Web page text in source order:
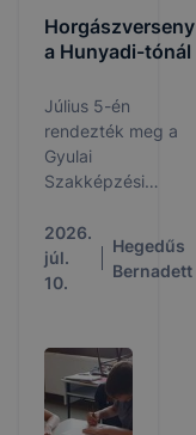
Horgászverseny
a Hunyadi-tónál
Július 5-én
rendezték meg a
Gyulai
Szakképzési
„Centrum Kupa”-
ját, egy
horgászversenyt,
tó adott otthont.
Iskolánkat egy
háromfős csapat
2026.
júl.
10.
Hegedűs
Bernadett